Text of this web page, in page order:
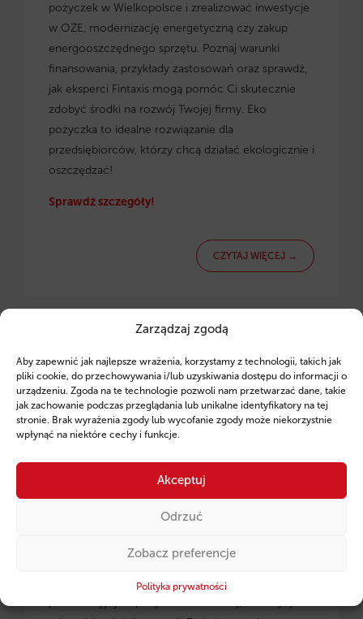
Zarządzaj zgodą
Aby zapewnić jak najlepsze wrażenia, korzystamy z technologii, takich jak
pliki cookie, do przechowywania i/lub uzyskiwania dostępu do informacji o
urządzeniu. Zgoda na te technologie pozwoli nam przetwarzać dane, takie
jak zachowanie podczas przeglądania lub unikalne identyfikatory na tej
stronie. Brak wyrażenia zgody lub wycofanie zgody może niekorzystnie
wpłynąć na niektóre cechy i funkcje.
Akceptuj
Odrzuć
Zobacz preferencje
Polityka prywatności
pożyczek w Wielkopolsce i zrealizować inwestycje
w OZE, modernizację energetyczną czy zakup
energooszczędnego sprzętu. Poznaj warunki
finansowania, przykłady zastosowań oraz sprawdź,
jak eksperci Fintaxis mogą pomóc Ci skutecznie
zdobyć środki na rozwój Twojej firmy. Eko
pożyczka to idealne rozwiązanie dla
przedsiębiorców, którzy chcą działać ekologicznie i
oszczędzać!
Sprawdź szczegóły!
CZYTAJ WIĘCEJ →
przedsiębiorców z regionu małopolskiego.
Pożyczki unijne dla małopolskich
przedsiębiorców– dowiedz się, jak skorzystać z